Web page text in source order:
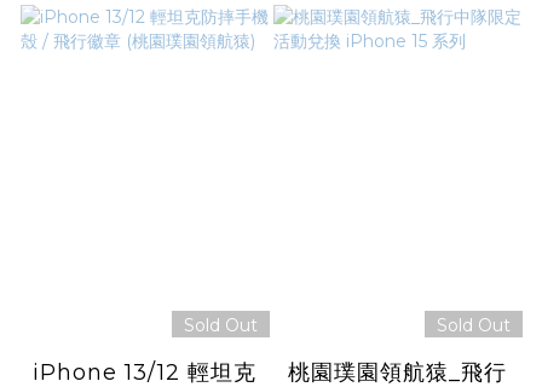
Sold Out
iPhone 13/12 輕坦克
Sold Out
桃園璞園領航猿_飛行